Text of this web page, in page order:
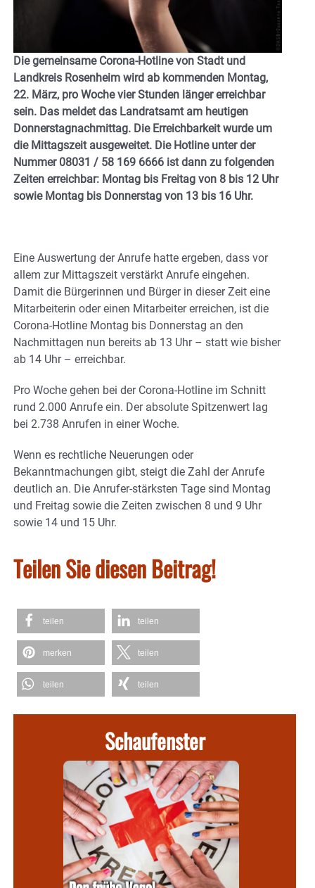
Die gemeinsame Corona-Hotline von Stadt und
Landkreis Rosenheim wird ab kommenden Montag,
22. März, pro Woche vier Stunden länger erreichbar
sein. Das meldet das Landratsamt am heutigen
Donnerstagnachmittag. Die Erreichbarkeit wurde um
die Mittagszeit ausgeweitet. Die Hotline unter der
Nummer 08031 / 58 169 6666 ist dann zu folgenden
Zeiten erreichbar: Montag bis Freitag von 8 bis 12 Uhr
sowie Montag bis Donnerstag von 13 bis 16 Uhr.
Eine Auswertung der Anrufe hatte ergeben, dass vor
allem zur Mittagszeit verstärkt Anrufe eingehen.
Damit die Bürgerinnen und Bürger in dieser Zeit eine
Mitarbeiterin oder einen Mitarbeiter erreichen, ist die
Corona-Hotline Montag bis Donnerstag an den
Nachmittagen nun bereits ab 13 Uhr – statt wie bisher
ab 14 Uhr – erreichbar.
Pro Woche gehen bei der Corona-Hotline im Schnitt
rund 2.000 Anrufe ein. Der absolute Spitzenwert lag
bei 2.738 Anrufen in einer Woche.
Wenn es rechtliche Neuerungen oder
Bekanntmachungen gibt, steigt die Zahl der Anrufe
deutlich an. Die Anrufer-stärksten Tage sind Montag
und Freitag sowie die Zeiten zwischen 8 und 9 Uhr
sowie 14 und 15 Uhr.
Teilen Sie diesen Beitrag!
teilen teilen
merken teilen
teilen teilen
Schaufenster